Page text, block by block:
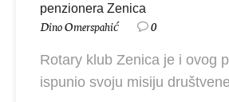
penzionera Zenica
Dino Omerspahić 0
Rotary klub Zenica je i ovog
ispunio svoju misiju